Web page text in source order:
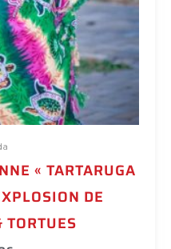
« TARTARUGA
DE
TORTUES